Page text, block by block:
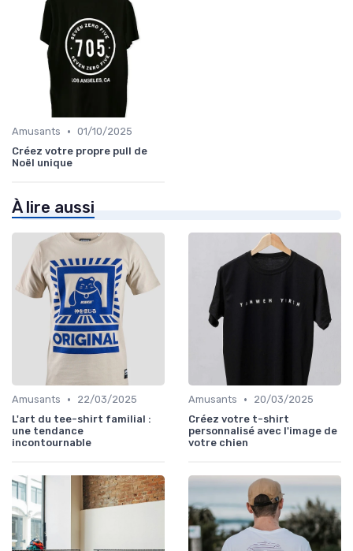
Amusants • 01/10/2025
Créez votre propre pull de
Noël unique
À lire aussi
Amusants •
22/03/2025
L'art du tee-shirt familial :
une tendance
incontournable
Amusants •
20/03/2025
Créez votre t-shirt
personnalisé avec l'image de
votre chien